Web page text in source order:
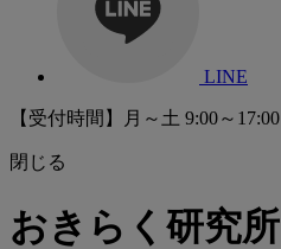
LINE
【受付時間】月～土 9:00～17:00
閉じる
おきらく研究所